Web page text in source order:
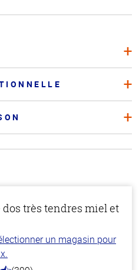
dos très tendres miel et
un magasin pour